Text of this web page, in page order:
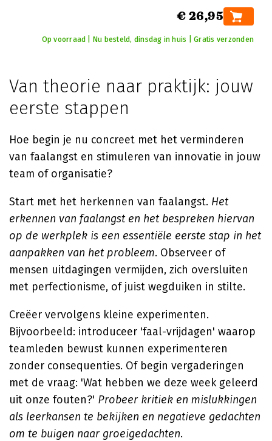
€ 26,95
Op voorraad | Nu besteld, dinsdag in huis | Gratis verzonden
Van theorie naar praktijk: jouw
eerste stappen
Hoe begin je nu concreet met het verminderen
van faalangst en stimuleren van innovatie in jouw
team of organisatie?
Start met het herkennen van faalangst. Het
erkennen van faalangst en het bespreken hiervan
op de werkplek is een essentiële eerste stap in het
aanpakken van het probleem. Observeer of
mensen uitdagingen vermijden, zich oversluiten
met perfectionisme, of juist wegduiken in stilte.
Creëer vervolgens kleine experimenten.
Bijvoorbeeld: introduceer 'faal-vrijdagen' waarop
teamleden bewust kunnen experimenteren
zonder consequenties. Of begin vergaderingen
met de vraag: 'Wat hebben we deze week geleerd
uit onze fouten?' Probeer kritiek en mislukkingen
als leerkansen te bekijken en negatieve gedachten
om te buigen naar groeigedachten.